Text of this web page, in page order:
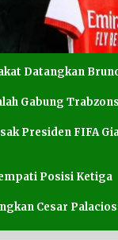
Datangkan
Gabung
Presiden FIFA
Posisi Ketiga
Cesar